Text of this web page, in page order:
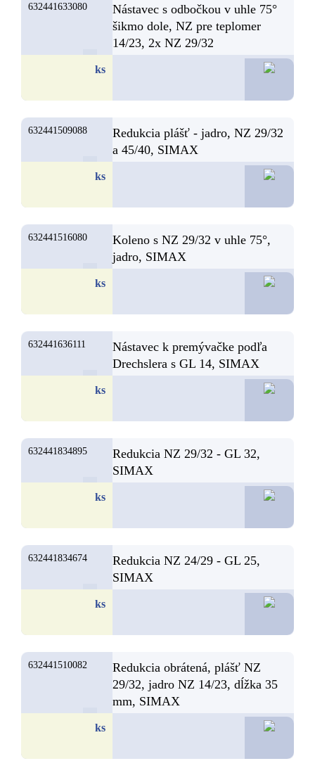
632441633080
Nástavec s odbočkou v uhle 75°
šikmo dole, NZ pre teplomer
14/23, 2x NZ 29/32
ks
632441509088
Redukcia plášť - jadro, NZ 29/32
a 45/40, SIMAX
ks
632441516080
Koleno s NZ 29/32 v uhle 75°,
jadro, SIMAX
ks
632441636111
Nástavec k premývačke podľa
Drechslera s GL 14, SIMAX
ks
632441834895
Redukcia NZ 29/32 - GL 32,
SIMAX
ks
632441834674
Redukcia NZ 24/29 - GL 25,
SIMAX
ks
632441510082
Redukcia obrátená, plášť NZ
29/32, jadro NZ 14/23, dĺžka 35
mm, SIMAX
ks